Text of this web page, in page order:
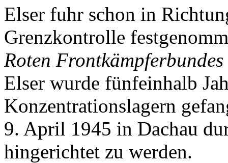
Elser fuhr schon in
Grenzkontrolle
Roten Frontkämpferbundes
Elser wurde fünfeinhalb
Konzentrationslagern
9. April 1945 in Dachau
hingerichtet zu werden.